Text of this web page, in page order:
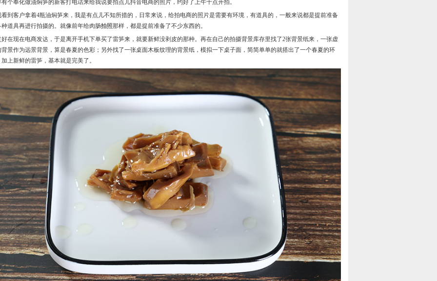
有个奉化做油焖笋的新客打电话来给我说要拍点儿抖音电商的照片，约好了上午十点开拍。
看到客户拿着4瓶油焖笋来，我是有点儿不知所措的，日常来说，给拍电商的照片是需要有环境，有道具的，一般来说都是提前准备
种道具再进行拍摄的。就像前年给肉肠拍照那样，都是提前准备了不少东西的。
好在现在电商发达，于是离开手机下单买了雷笋来，就要新鲜没剥皮的那种。再在自己的拍摄背景库存里找了2张背景纸来，一张虚
背景作为远景背景，算是春夏的色彩；另外找了一张桌面木板纹理的背景纸，模拟一下桌子面，简简单单的就搭出了一个春夏的环
上新鲜的雷笋，基本就是完美了。